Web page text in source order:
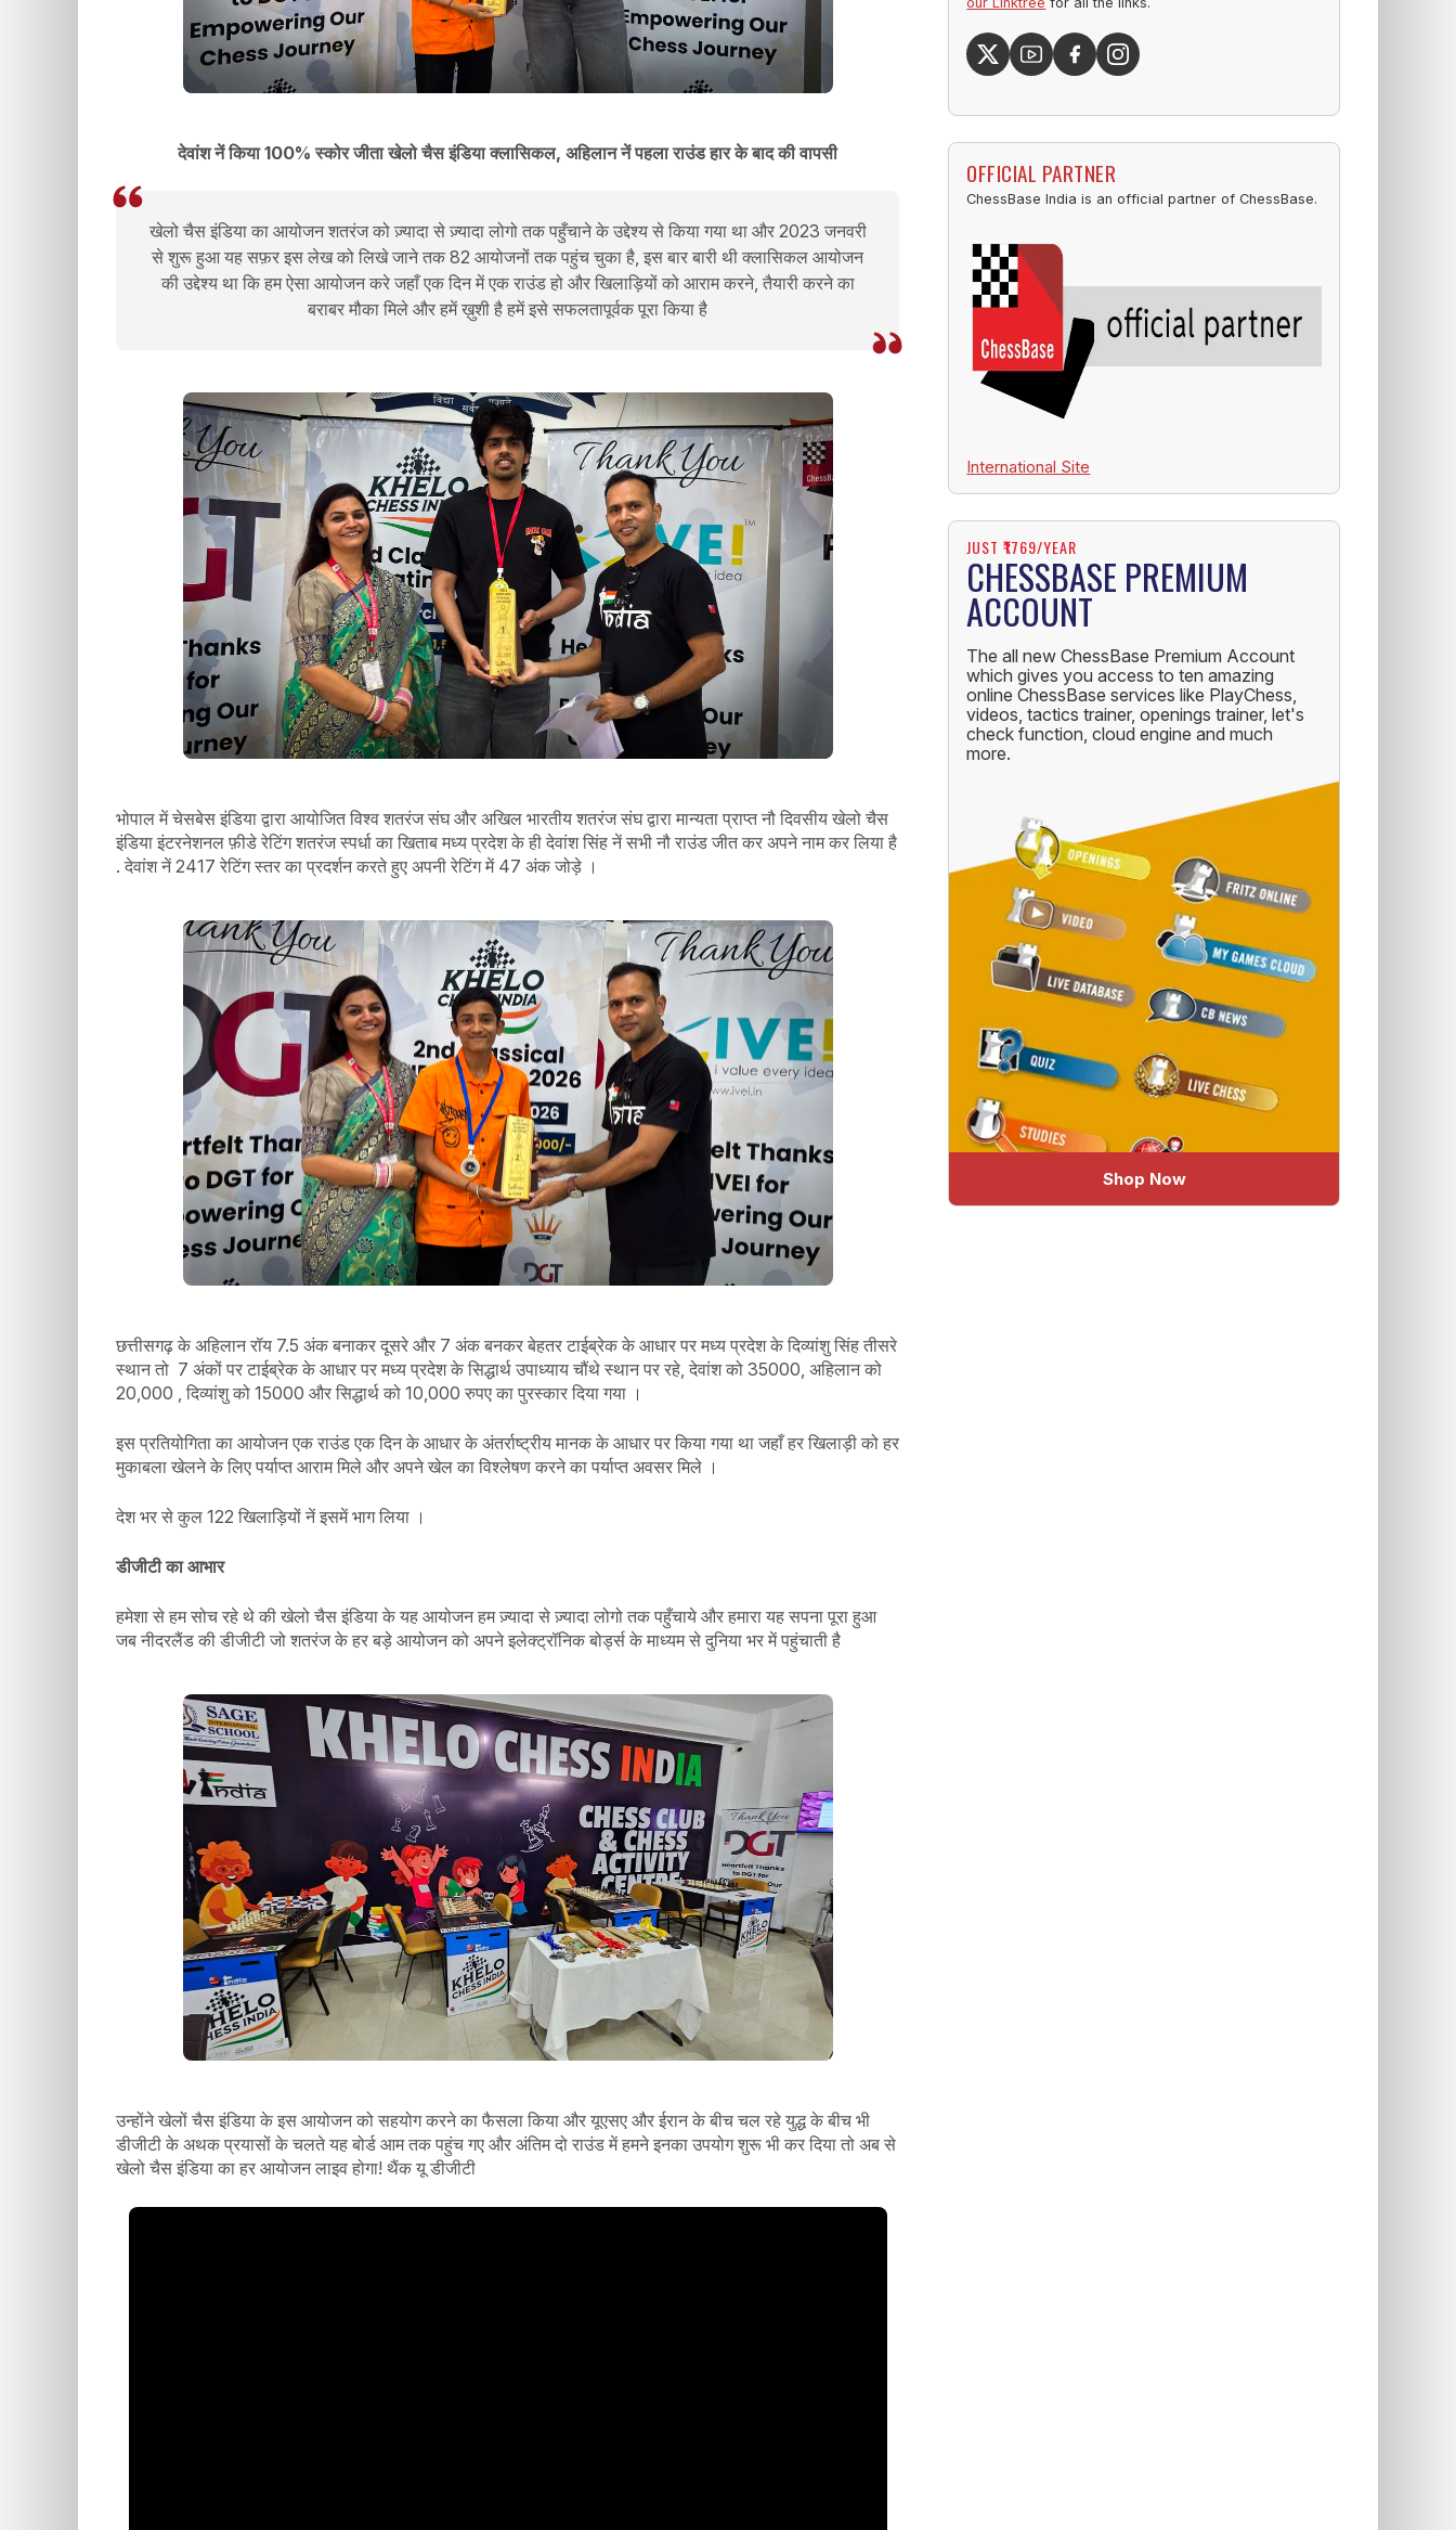
देवांश नें किया 100% स्कोर जीता खेलो चैस इंडिया क्लासिकल, अहिलान नें पहला राउंड हार के बाद की वापसी
खेलो चैस इंडिया का आयोजन शतरंज को ज़्यादा से ज़्यादा लोगो तक पहुँचाने के उद्देश्य से किया गया था और 2023 जनवरी
से शुरू हुआ यह सफ़र इस लेख को लिखे जाने तक 82 आयोजनों तक पहुंच चुका है, इस बार बारी थी क्लासिकल आयोजन
की उद्देश्य था कि हम ऐसा आयोजन करे जहाँ एक दिन में एक राउंड हो और खिलाड़ियों को आराम करने, तैयारी करने का
बराबर मौका मिले और हमें ख़ुशी है हमें इसे सफलतापूर्वक पूरा किया है
भोपाल में चेसबेस इंडिया द्वारा आयोजित विश्व शतरंज संघ और अखिल भारतीय शतरंज संघ द्वारा मान्यता प्राप्त नौ दिवसीय खेलो चैस
इंडिया इंटरनेशनल फ़ीडे रेटिंग शतरंज स्पर्धा का खिताब मध्य प्रदेश के ही देवांश सिंह नें सभी नौ राउंड जीत कर अपने नाम कर लिया है
. देवांश नें 2417 रेटिंग स्तर का प्रदर्शन करते हुए अपनी रेटिंग में 47 अंक जोड़े ।
छत्तीसगढ़ के अहिलान रॉय 7.5 अंक बनाकर दूसरे और 7 अंक बनकर बेहतर टाईब्रेक के आधार पर मध्य प्रदेश के दिव्यांशु सिंह तीसरे
स्थान तो 7 अंकों पर टाईब्रेक के आधार पर मध्य प्रदेश के सिद्धार्थ उपाध्याय चौंथे स्थान पर रहे, देवांश को 35000, अहिलान को
20,000 , दिव्यांशु को 15000 और सिद्धार्थ को 10,000 रुपए का पुरस्कार दिया गया ।
इस प्रतियोगिता का आयोजन एक राउंड एक दिन के आधार के अंतर्राष्ट्रीय मानक के आधार पर किया गया था जहाँ हर खिलाड़ी को हर
मुकाबला खेलने के लिए पर्याप्त आराम मिले और अपने खेल का विश्लेषण करने का पर्याप्त अवसर मिले ।
देश भर से कुल 122 खिलाड़ियों नें इसमें भाग लिया ।
डीजीटी का आभार
हमेशा से हम सोच रहे थे की खेलो चैस इंडिया के यह आयोजन हम ज़्यादा से ज़्यादा लोगो तक पहुँचाये और हमारा यह सपना पूरा हुआ
जब नीदरलैंड की डीजीटी जो शतरंज के हर बड़े आयोजन को अपने इलेक्ट्रॉनिक बोर्ड्स के माध्यम से दुनिया भर में पहुंचाती है
उन्होंने खेलों चैस इंडिया के इस आयोजन को सहयोग करने का फैसला किया और यूएसए और ईरान के बीच चल रहे युद्ध के बीच भी
डीजीटी के अथक प्रयासों के चलते यह बोर्ड आम तक पहुंच गए और अंतिम दो राउंड में हमने इनका उपयोग शुरू भी कर दिया तो अब से
खेलो चैस इंडिया का हर आयोजन लाइव होगा! थैंक यू डीजीटी
OFFICIAL PARTNER
ChessBase India is an official partner of ChessBase.
International Site
JUST ₹1769/YEAR
CHESSBASE PREMIUM
ACCOUNT
The all new ChessBase Premium Account
which gives you access to ten amazing
online ChessBase services like PlayChess,
videos, tactics trainer, openings trainer, let's
check function, cloud engine and much
more.
Shop Now